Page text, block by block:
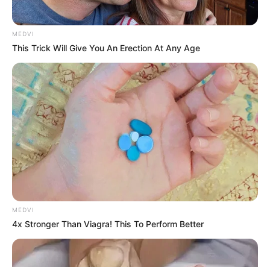
MEDVI
This Trick Will Give You An Erection At Any Age
MEDVI
4x Stronger Than Viagra! This To Perform Better